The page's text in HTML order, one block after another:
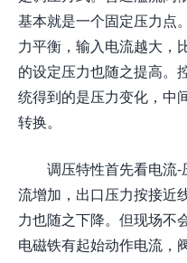
基本就是一个固定压力点
力平衡，输入电流越大，
的设定压力也随之提高。
统得到的是压力变化，中
转换。
调压特性首先看电流
流增加，出口压力按接近
力也随之下降。但现场不
电磁铁有起始动作电流，